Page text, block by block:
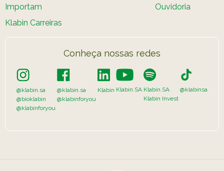
Importam
Klabin Carreiras
Ouvidoria
Conheça nossas redes
@klabin.sa
@bioklabin
@klabinforyou
@klabin.sa
@klabinforyou
Klabin Klabin.SA Klabin.SA
Klabin Invest
@klabinsa